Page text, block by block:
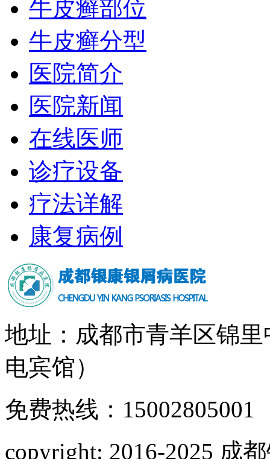
牛皮癣部位
牛皮癣分型
医院简介
医院新闻
在线医师
诊疗设备
疗法详解
康复病例
地址：成都市青羊区锦
电宾馆）
免费热线：15002805001
copyright: 2016-2025 成